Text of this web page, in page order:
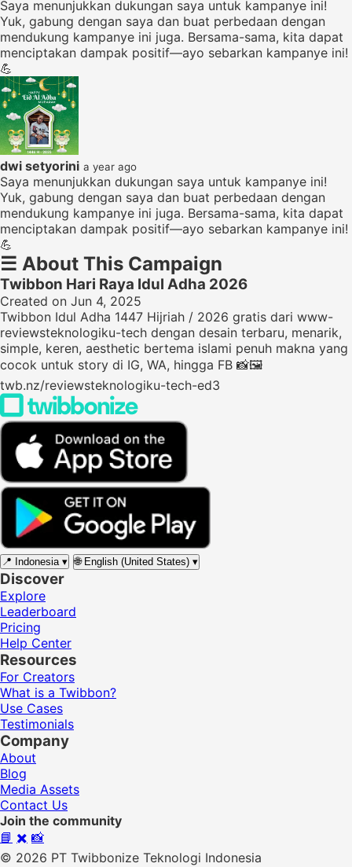
Saya menunjukkan dukungan saya untuk kampanye ini!
Yuk, gabung dengan saya dan buat perbedaan dengan
mendukung kampanye ini juga. Bersama-sama, kita dapat
menciptakan dampak positif—ayo sebarkan kampanye ini!
💪
dwi setyorini a year ago
Saya menunjukkan dukungan saya untuk kampanye ini!
Yuk, gabung dengan saya dan buat perbedaan dengan
mendukung kampanye ini juga. Bersama-sama, kita dapat
menciptakan dampak positif—ayo sebarkan kampanye ini!
💪
☰ About This Campaign
Twibbon Hari Raya Idul Adha 2026
Created on Jun 4, 2025
Twibbon Idul Adha 1447 Hijriah / 2026 gratis dari www-
reviewsteknologiku-tech dengan desain terbaru, menarik,
simple, keren, aesthetic bertema islami penuh makna yang
cocok untuk story di IG, WA, hingga FB 📸🖼️
twb.nz/reviewsteknologiku-tech-ed3
📍 Indonesia ▾ 🌐 English (United States) ▾
Discover
Explore
Leaderboard
Pricing
Help Center
Resources
For Creators
What is a Twibbon?
Use Cases
Testimonials
Company
About
Blog
Media Assets
Contact Us
Join the community
📘 ✖️ 📸
© 2026 PT Twibbonize Teknologi Indonesia